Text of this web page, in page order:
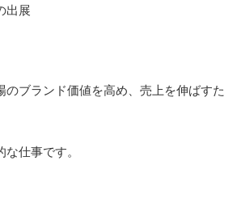
出展
のブランド価値を高め、売上を伸ばすた
仕事です。